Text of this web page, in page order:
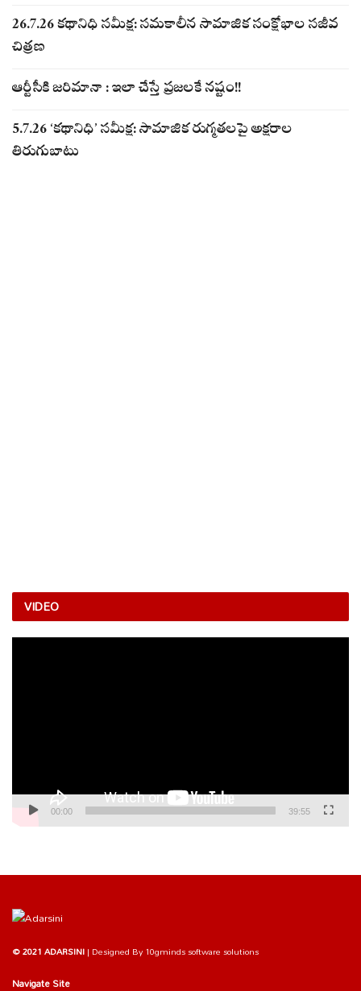
26.7.26 కథానిధి సమీక్ష: సమకాలీన సామాజిక సంక్షోభాల సజీవ
చిత్రణ
ఆర్టీసీకి జరిమానా : ఇలా చేస్తే ప్రజలకే నష్టం!!
5.7.26 ‘కథానిధి’ సమీక్ష: సామాజిక రుగ్మతలపై అక్షరాల
తిరుగుబాటు
VIDEO
00:00 39:55
© 2021 ADARSINI| Designed By10gminds software solutions
Navigate Site